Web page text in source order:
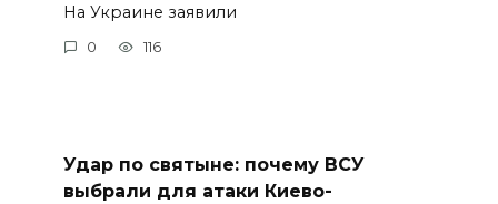
На Украине заявили
0 116
Удар по святыне: почему ВСУ
выбрали для атаки Киево-